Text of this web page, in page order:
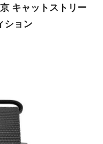
キャットストリー
ション